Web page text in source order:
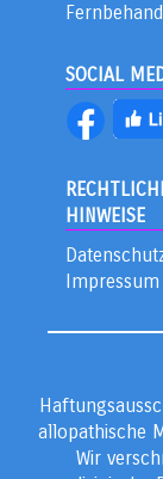
SOCIAL
HINWEISE
Impressum
allopathische
Wir